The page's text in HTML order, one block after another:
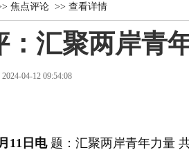
焦点评论 >> 查看详情
：汇聚两岸青
2024-04-12 09:54:08
11日电题：汇聚两岸青年力量